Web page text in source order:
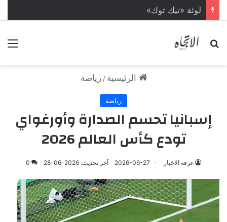
لوثة «تيك توك»
بحث عن
الرئيسية / رياضة
رياضة
إسبانيا تحسم الصدارة وأورغواي
تودع كأس العالم 2026
غرفة الاخبار 2026-06-27 آخر تحديث: 2026-06-28 0